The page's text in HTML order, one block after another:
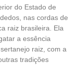
do Estado de
nas cordas de
raiz brasileira. Ela
a essência
raiz, com a
tradições